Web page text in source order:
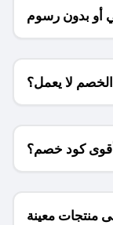
أو بدون رسوم
الشحن ؟
لا يعمل؟
كود خصم؟
منتجات معينة